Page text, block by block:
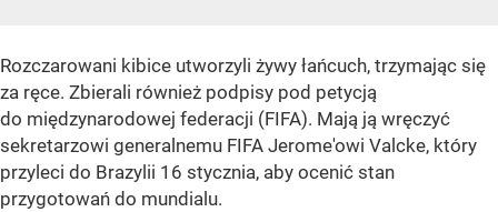
Rozczarowani kibice utworzyli żywy łańcuch, trzymając się
za ręce. Zbierali również podpisy pod petycją
do międzynarodowej federacji (FIFA). Mają ją wręczyć
sekretarzowi generalnemu FIFA Jerome'owi Valcke, który
przyleci do Brazylii 16 stycznia, aby ocenić stan
przygotowań do mundialu.